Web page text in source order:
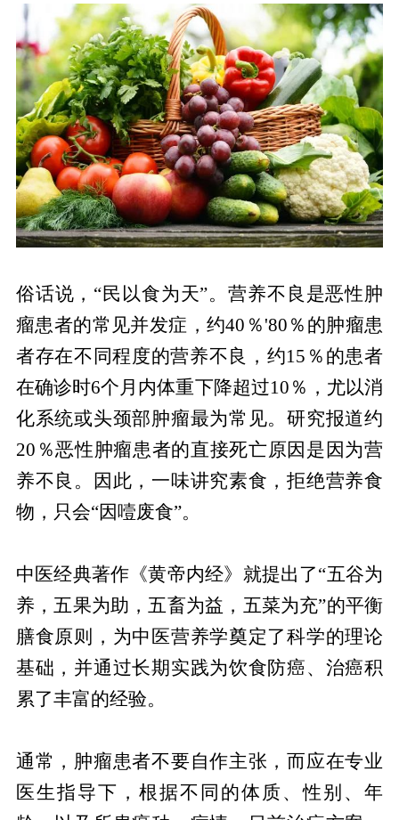
俗话说，“民以食为天”。营养不良是恶性肿
瘤患者的常见并发症，约40％'80％的肿瘤患
者存在不同程度的营养不良，约15％的患者
在确诊时6个月内体重下降超过10％，尤以消
化系统或头颈部肿瘤最为常见。研究报道约
20％恶性肿瘤患者的直接死亡原因是因为营
养不良。因此，一味讲究素食，拒绝营养食
物，只会“因噎废食”。
中医经典著作《黄帝内经》就提出了“五谷为
养，五果为助，五畜为益，五菜为充”的平衡
膳食原则，为中医营养学奠定了科学的理论
基础，并通过长期实践为饮食防癌、治癌积
累了丰富的经验。
通常，肿瘤患者不要自作主张，而应在专业
医生指导下，根据不同的体质、性别、年